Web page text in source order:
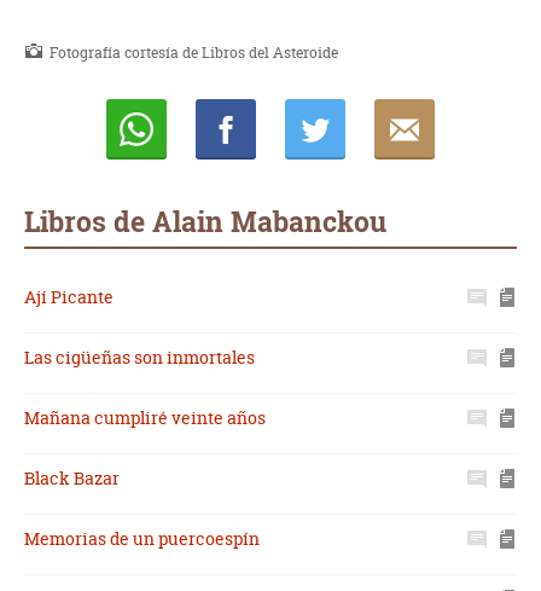
Fotografía cortesía de Libros del Asteroide
Libros de Alain Mabanckou
Ají Picante
Las cigüeñas son inmortales
Mañana cumpliré veinte años
Black Bazar
Memorias de un puercoespín